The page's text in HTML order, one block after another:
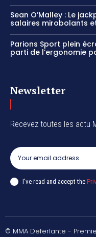
Sean O’Malley : Le
salaires mirobolants
Parions Sport plein
parti de l’ergonomie
Newsletter
Recevez toutes les actu
I've read and accept the
© MMA Deferlante -